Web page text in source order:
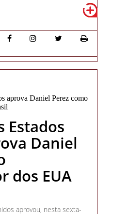
Estados
Daniel
dos EUA
aprovou, nesta sexta-